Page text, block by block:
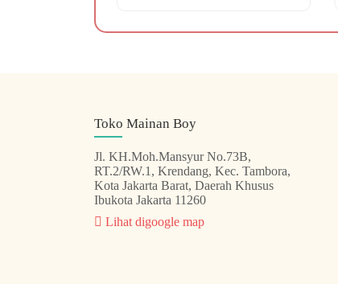
Toko Mainan Boy
Jl. KH.Moh.Mansyur No.73B,
RT.2/RW.1, Krendang, Kec. Tambora,
Kota Jakarta Barat, Daerah Khusus
Ibukota Jakarta 11260
Lihat digoogle map